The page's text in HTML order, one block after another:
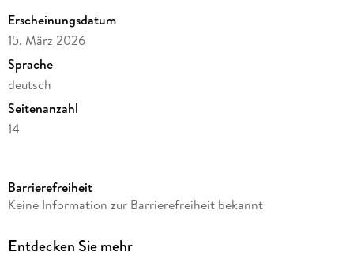
Erscheinungsdatum
15. März 2026
Sprache
deutsch
Seitenanzahl
14
Produktart
Gewicht
Barrierefreiheit
Keine Information zur Barrierefreiheit bekannt
Entdecken Sie mehr